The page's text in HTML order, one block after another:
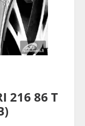
216 86 T